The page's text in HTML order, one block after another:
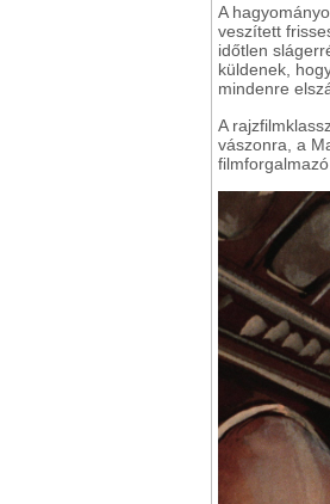
A
veszített
időtlen
küldenek,
mindenre
A
vászonra, a